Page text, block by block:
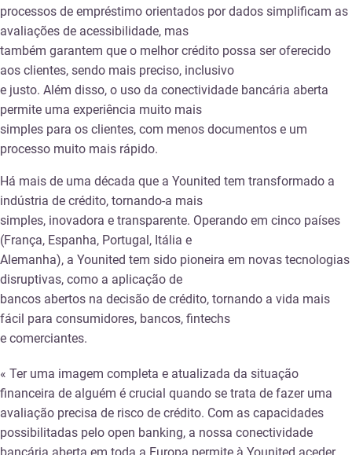
processos de empréstimo orientados por dados simplificam as
avaliações de acessibilidade, mas
também garantem que o melhor crédito possa ser oferecido
aos clientes, sendo mais preciso, inclusivo
e justo. Além disso, o uso da conectividade bancária aberta
permite uma experiência muito mais
simples para os clientes, com menos documentos e um
processo muito mais rápido.
Há mais de uma década que a Younited tem transformado a
indústria de crédito, tornando-a mais
simples, inovadora e transparente. Operando em cinco países
(França, Espanha, Portugal, Itália e
Alemanha), a Younited tem sido pioneira em novas tecnologias
disruptivas, como a aplicação de
bancos abertos na decisão de crédito, tornando a vida mais
fácil para consumidores, bancos, fintechs
e comerciantes.
« Ter uma imagem completa e atualizada da situação
financeira de alguém é crucial quando se trata de fazer uma
avaliação precisa de risco de crédito. Com as capacidades
possibilitadas pelo open banking, a nossa conectividade
bancária aberta em toda a Europa permite à Younited aceder